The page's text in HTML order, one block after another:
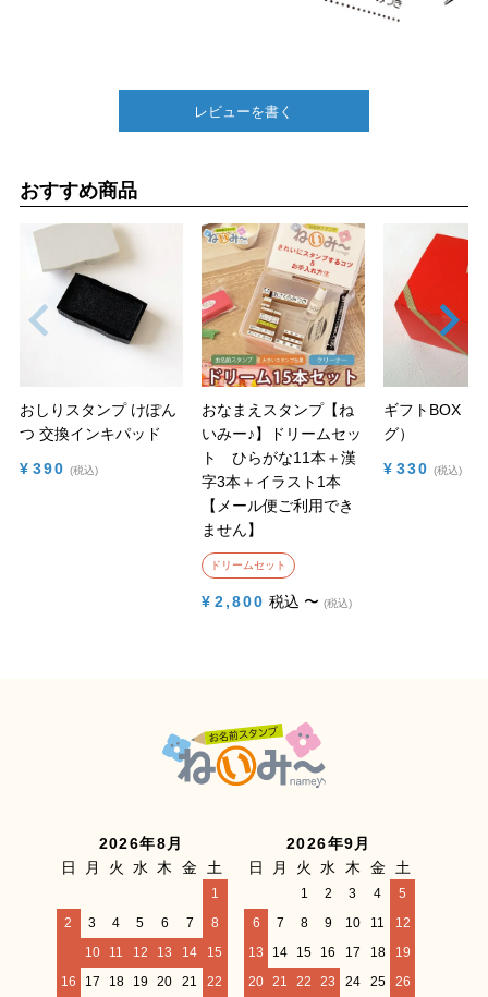
レビューを書く
おすすめ商品
おしりスタンプ けぽん
つ 交換インキパッド
¥ 390 税込
おなまえスタンプ【ね
いみー♪】ドリームセッ
ト ひらがな11本＋漢
字3本＋イラスト1本
【メール便ご利用でき
ません】
ドリームセット
¥ 2,800 税込 〜 税込
ギフトBOX（
グ）
¥ 330 税込
2026年8月
日
月 火 水 木 金 土
1
2
3 4 5 6 7
8
10 11 12 13 14
15
16
17 18 19 20 21 22
2026年9月
日
月 火 水 木 金 土
1 2 3 4
5
6
7 8 9 10 11
12
13
14 15 16 17 18
19
20 21 22 23 24 25 26